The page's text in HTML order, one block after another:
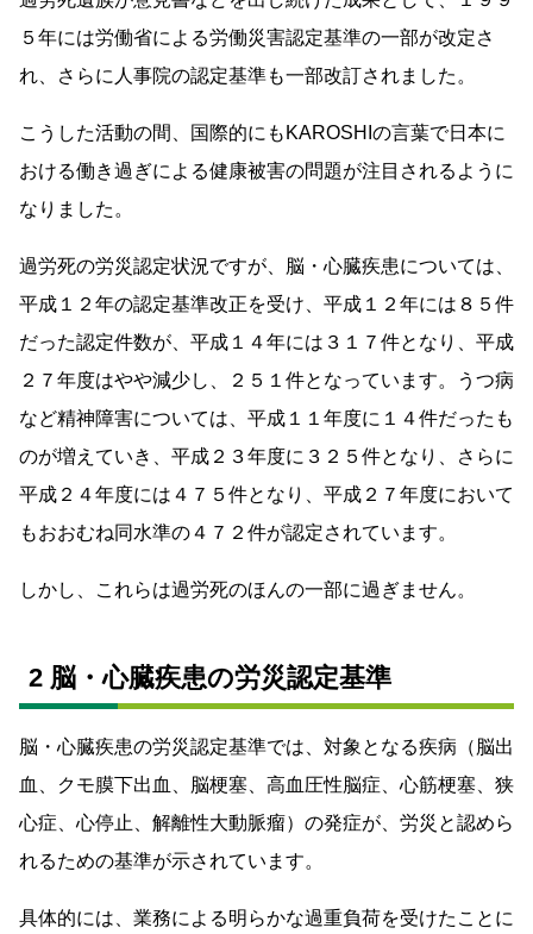
５年には労働省による労働災害認定基準の一部が改定さ
れ、さらに人事院の認定基準も一部改訂されました。
こうした活動の間、国際的にもKAROSHIの言葉で日本に
おける働き過ぎによる健康被害の問題が注目されるように
なりました。
過労死の労災認定状況ですが、脳・心臓疾患については、
平成１２年の認定基準改正を受け、平成１２年には８５件
だった認定件数が、平成１４年には３１７件となり、平成
２７年度はやや減少し、２５１件となっています。うつ病
など精神障害については、平成１１年度に１４件だったも
のが増えていき、平成２３年度に３２５件となり、さらに
平成２４年度には４７５件となり、平成２７年度において
もおおむね同水準の４７２件が認定されています。
しかし、これらは過労死のほんの一部に過ぎません。
2 脳・心臓疾患の労災認定基準
脳・心臓疾患の労災認定基準では、対象となる疾病（脳出
血、クモ膜下出血、脳梗塞、高血圧性脳症、心筋梗塞、狭
心症、心停止、解離性大動脈瘤）の発症が、労災と認めら
れるための基準が示されています。
具体的には、業務による明らかな過重負荷を受けたことに